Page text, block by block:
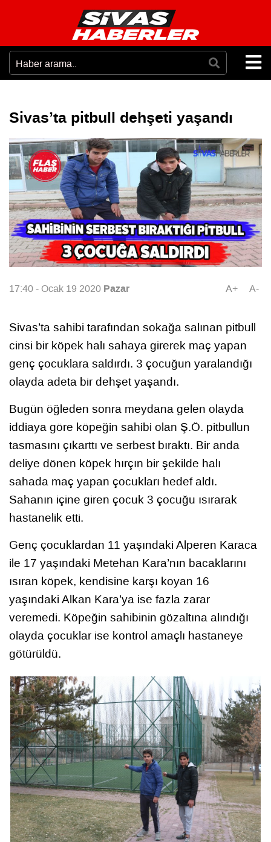
Sivas’ta pitbull dehşeti yaşandı
17:40 - Ocak 19 2020 Pazar A+ A-
Sivas’ta sahibi tarafından sokağa salınan pitbull
cinsi bir köpek halı sahaya girerek maç yapan
genç çocuklara saldırdı. 3 çocuğun yaralandığı
olayda adeta bir dehşet yaşandı.
Bugün öğleden sonra meydana gelen olayda
iddiaya göre köpeğin sahibi olan Ş.Ö. pitbullun
tasmasını çıkarttı ve serbest bıraktı. Bir anda
deliye dönen köpek hırçın bir şekilde halı
sahada maç yapan çocukları hedef aldı.
Sahanın içine giren çocuk 3 çocuğu ısırarak
hastanelik etti.
Genç çocuklardan 11 yaşındaki Alperen Karaca
ile 17 yaşındaki Metehan Kara’nın bacaklarını
ısıran köpek, kendisine karşı koyan 16
yaşındaki Alkan Kara’ya ise fazla zarar
veremedi. Köpeğin sahibinin gözaltına alındığı
olayda çocuklar ise kontrol amaçlı hastaneye
götürüldü.